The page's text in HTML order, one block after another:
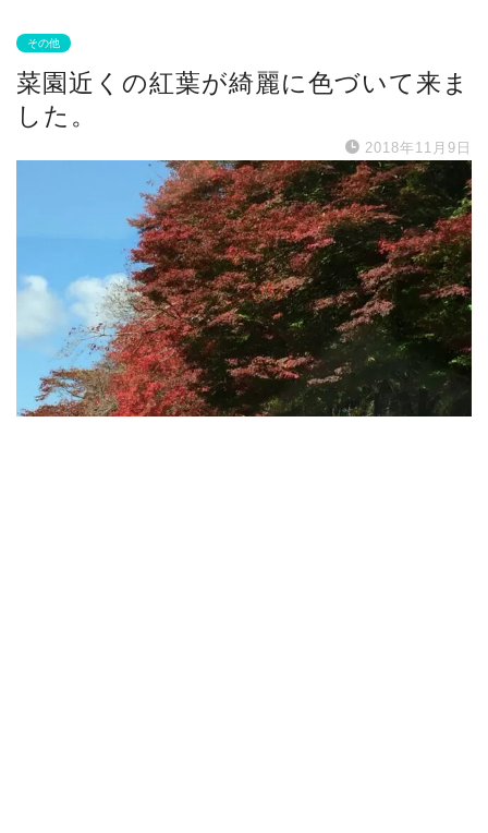
その他
菜園近くの紅葉が綺麗に色づいて来ま
した。
2018年11月9日